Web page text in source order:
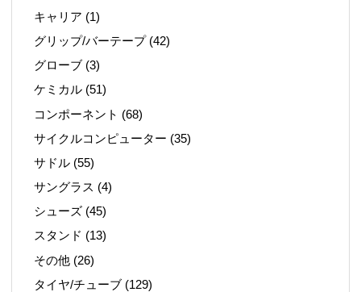
キャリア (1)
グリップ/バーテープ(42)
グローブ (3)
ケミカル (51)
コンポーネント (68)
サイクルコンピューター (35)
サドル (55)
サングラス (4)
シューズ (45)
スタンド (13)
その他 (26)
タイヤ/チューブ (129)